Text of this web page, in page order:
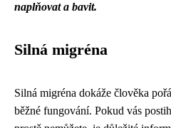
naplňovat a bavit.
Silná migréna
Silná migréna dokáže člověka
běžné fungování. Pokud vás